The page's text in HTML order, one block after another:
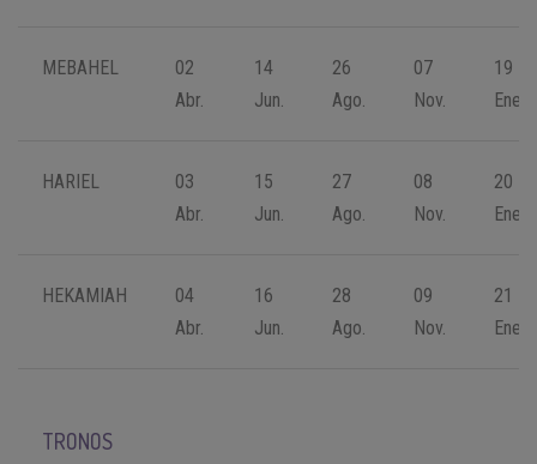
MEBAHEL
02
Abr.
14
Jun.
26
Ago.
07
Nov.
19
Ene.
HARIEL
03
Abr.
15
Jun.
27
Ago.
08
Nov.
20
Ene.
HEKAMIAH
04
Abr.
16
Jun.
28
Ago.
09
Nov.
21
Ene.
TRONOS